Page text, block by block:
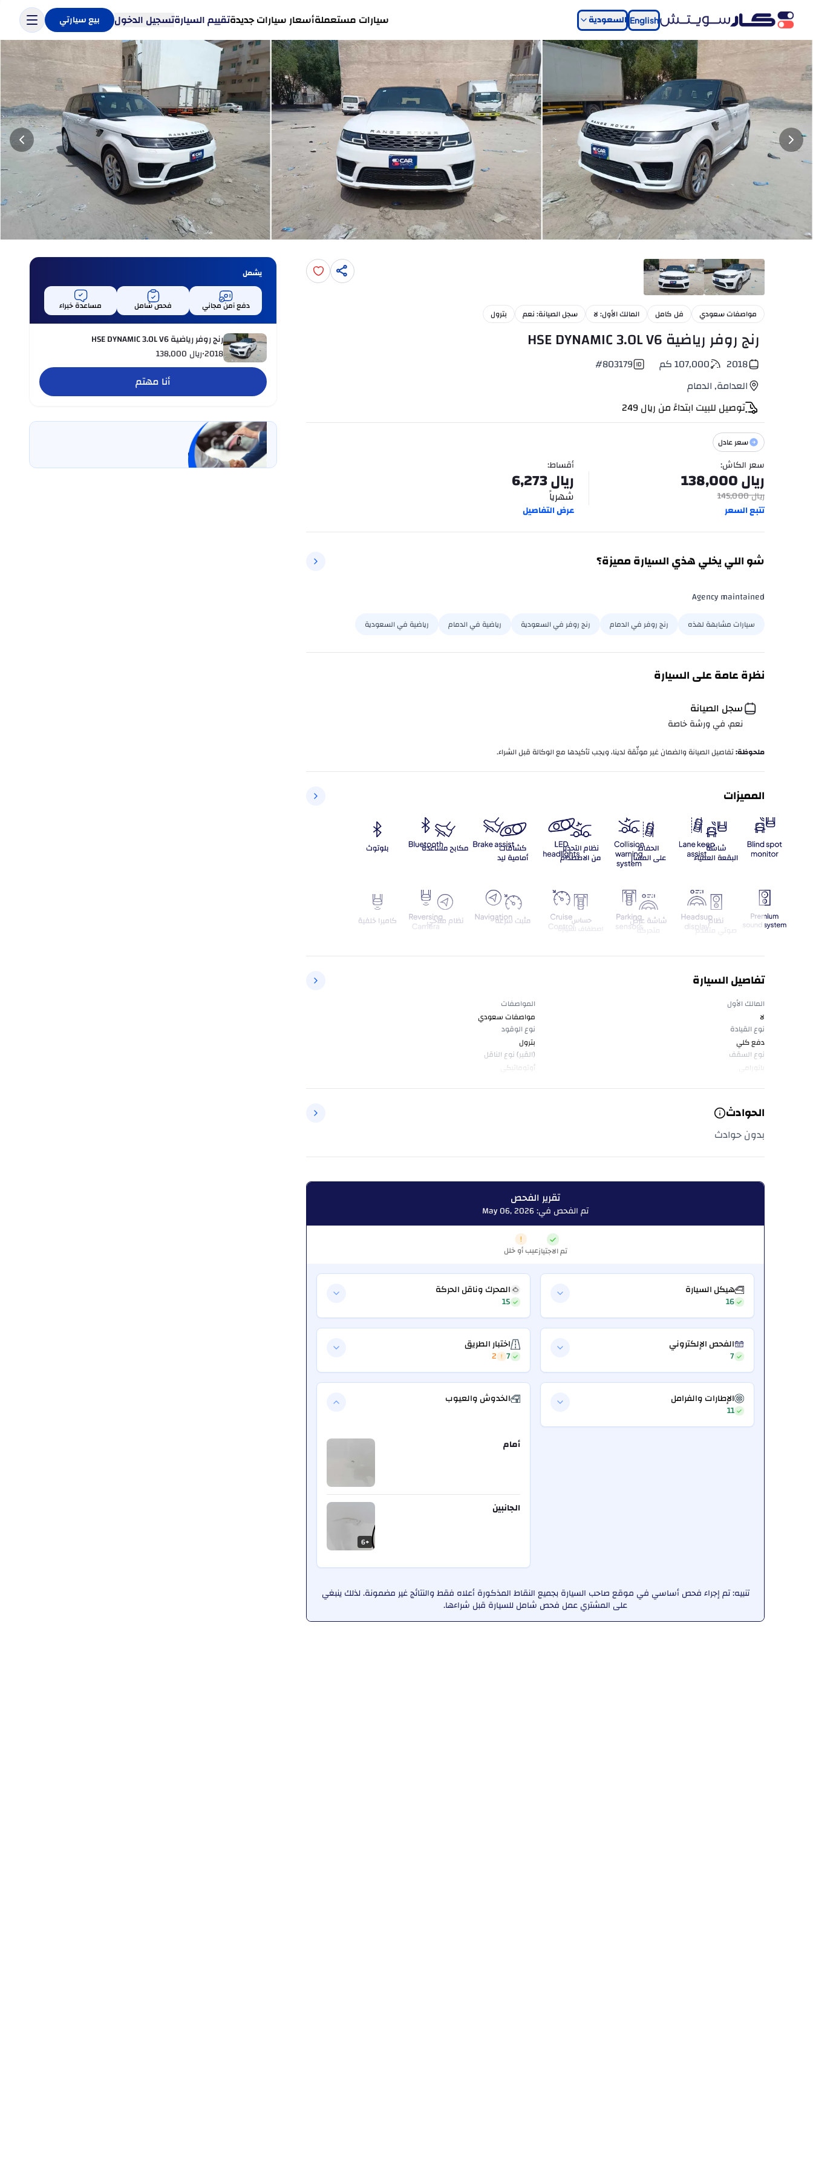
English السعودية سيارات مستعملةأسعار سيارات جديدةتقييم السيارةتسجيل الدخول بيع سيارتي
+
46
مواصفات سعودي فل كامل المالك الأول: لا سجل الصيانة: نعم بترول
رنج روفر رياضية HSE DYNAMIC 3.0L V6
2018
107,000كم #803179
العدامة,الدمام
توصيل للبيت ابتداءً من ريال249
سعر عادل
سعر الكاش:
ريال138,000
ريال145,000
تتبع السعر
أقساط:
ريال6,273
شهرياً
عرض التفاصيل
شو اللي يخلي هذي السيارة مميزة؟
Agency maintained
سيارات مشابهة لهذه رنج روفر في الدمام رنج روفر في السعودية رياضية في الدمام رياضية في السعودية
نظرة عامة على السيارة
سجل الصيانة
نعم، في ورشة خاصة
ملحوظة:تفاصيل الصيانة والضمان غير موثّقة لدينا، ويجب تأكيدها مع الوكالة قبل الشراء.
المميزات
تفاصيل السيارة
المالك الأول
لا
المواصفات
مواصفات سعودي
نوع القيادة
دفع كلي
نوع الوقود
بترول
نوع السقف
بانورامي
(القير) نوع الناقل
أوتوماتيكي
الحوادث
بدون حوادث
تقرير الفحص
تم الفحص في: May 06, 2026
تم الاجتيازعيب أو خلل
هيكل السيارة
16
المحرك وناقل الحركة
15
الفحص الإلكتروني
7
اختبار الطريق
7
2
الإطارات والفرامل
11
الخدوش والعيوب
أمام
الجانبين
+
6
تنبيه: تم إجراء فحص أساسي في موقع صاحب السيارة بجميع النقاط المذكورة أعلاه فقط والنتائج غير مضمونة. لذلك ينبغي
على المشتري عمل فحص شامل للسيارة قبل شراءها.
يشمل
دفع آمن مجاني فحص شامل مساعدة خبراء
رنج روفر رياضية HSE DYNAMIC 3.0L V6
2018
•ريال 138,000
أنا مهتم
بيع سيارتي
خليها على كارسويتش